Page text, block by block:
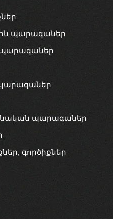
պարագաներ
պարագաներ
պարագաներ
գործիքներ